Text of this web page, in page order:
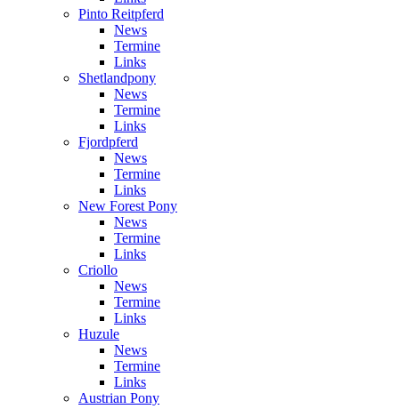
Pinto Reitpferd
News
Termine
Links
Shetlandpony
News
Termine
Links
Fjordpferd
News
Termine
Links
New Forest Pony
News
Termine
Links
Criollo
News
Termine
Links
Huzule
News
Termine
Links
Austrian Pony